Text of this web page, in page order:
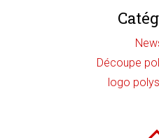
Découpe
logo